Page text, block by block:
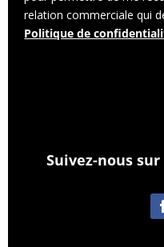
relation commerciale qui
Politique de
Suivez-nous